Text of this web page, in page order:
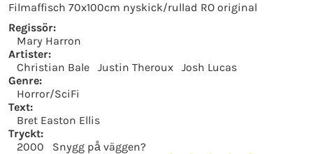
Filmaffisch 70x100cm nyskick/rullad RO original
Regissör:
Mary Harron
Artister:
Christian Bale
Justin Theroux
Josh Lucas
Genre:
Horror/SciFi
Text:
Bret Easton Ellis
Tryckt:
2000
Snygg på väggen?